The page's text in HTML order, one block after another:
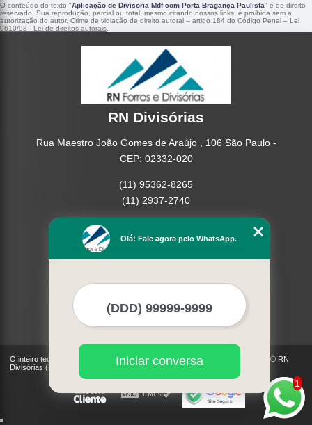
O conteúdo do texto "Aplicação de Divisoria Mdf com Porta Bragança Paulista" é de direito
reservado. Sua reprodução, parcial ou total, mesmo citando nossos links, é proibida sem a
autorização do autor. Crime de violação de direito autoral – artigo 184 do Código Penal – Lei
9610/98 - Lei de direitos autorais
RN Divisórias
Rua Maestro João Gomes de Araújo , 106 São Paulo -
CEP: 02332-020
(11) 95362-8265
(11) 2937-2740
Empresa
Missão
Mapa do site
O inteiro teor deste site está sujeito à proteção de direitos autorais. Copyright© RN
Divisórias (Lei 9610 de 19/02/1998)
1
Olá! Fale agora pelo WhatsApp.
Iniciar conversa